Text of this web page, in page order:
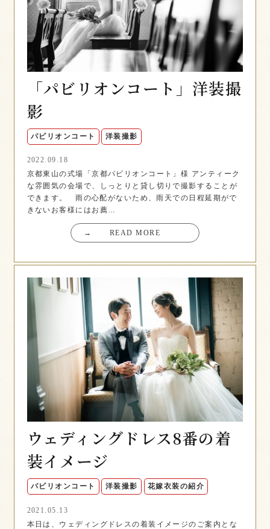
「パビリオンコート」洋装撮
影
パビリオンコート 洋装撮影
2022.09.18
京都東山の式場「京都パビリオンコート」様 アンティーク
な雰囲気の会場で、しっとりと貸し切りで撮影することが
できます。 雨の心配がないため、雨天での日程延期がで
きないお客様にはお薦…
→ READ MORE
ウェディングドレス8番の着
装イメージ
パビリオンコート 洋装撮影 花嫁衣装の紹介
2021.05.13
本日は、ウェディングドレスの着装イメージのご案内とな